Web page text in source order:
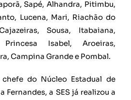
Sapé, Alhandra, Pitimbu,
Lucena, Mari, Riachão do
Sousa, Itabaiana,
Isabel, Aroeiras,
Campina Grande e Pombal.
do Núcleo Estadual de
Fernandes, a SES já realizou a